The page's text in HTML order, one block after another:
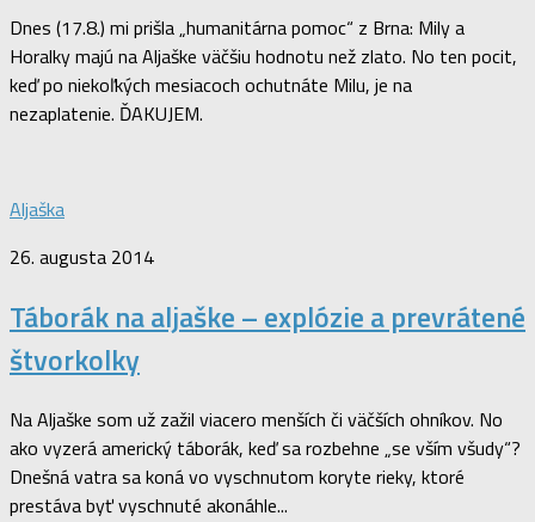
Dnes (17.8.) mi prišla „humanitárna pomoc“ z Brna: Mily a
Horalky majú na Aljaške väčšiu hodnotu než zlato. No ten pocit,
keď po niekoľkých mesiacoch ochutnáte Milu, je na
nezaplatenie. ĎAKUJEM.
Aljaška
26. augusta 2014
Táborák na aljaške – explózie a prevrátené
štvorkolky
Na Aljaške som už zažil viacero menších či väčších ohníkov. No
ako vyzerá americký táborák, keď sa rozbehne „se vším všudy“?
Dnešná vatra sa koná vo vyschnutom koryte rieky, ktoré
prestáva byť vyschnuté akonáhle...